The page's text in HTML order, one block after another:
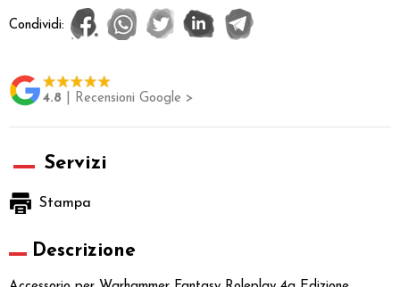
Condividi:
4.8 | Recensioni Google >
Servizi
Stampa
Descrizione